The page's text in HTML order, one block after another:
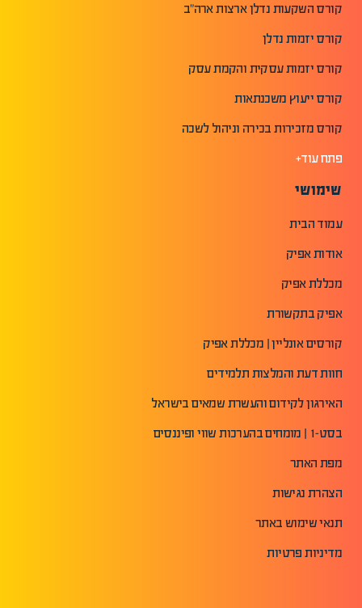
קורס השקעות נדלן ארצות ארה"ב
קורס יזמות נדלן
קורס יזמות עסקית והקמת עסק
קורס ייעוץ משכנתאות
קורס מזכירות בכירה וניהול לשכה
פתח עוד+
שימושי
עמוד הבית
אודות אפיק
מכללת אפיק
אפיק בתקשורת
קורסים אונליין | מכללת אפיק
חוות דעת והמלצות תלמידים
האירגון לקידום והעשרת שמאים בישראל
בסט-1 | מומחים בהערכות שווי ופיננסים
מפת האתר
הצהרת נגישות
תנאי שימוש באתר
מדיניות פרטיות